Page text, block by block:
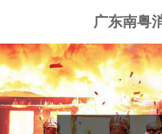
广东南粤